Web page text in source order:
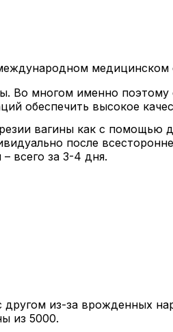
Во многом именно
обеспечить высокое
вагины как с помощью
после
всего за 3-4 дня.
из-за врожденных
из 5000.